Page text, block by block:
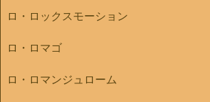
ロ・ロックスモーション
ロ・ロマゴ
ロ・ロマンジュローム